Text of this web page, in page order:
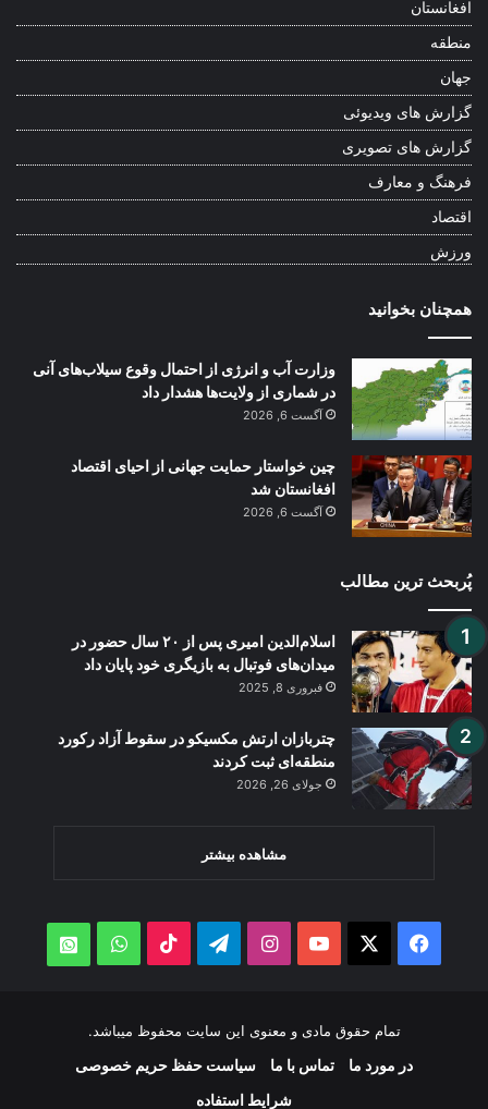
افغانستان
منطقه
جهان
گزارش های ویدیوئی
گزارش های تصویری
فرهنگ و معارف
اقتصاد
ورزش
همچنان بخوانید
وزارت آب و انرژی از احتمال وقوع سیلاب‌های آنی
در شماری از ولایت‌ها هشدار داد
آگست 6, 2026
چین خواستار حمایت جهانی از احیای اقتصاد
افغانستان شد
آگست 6, 2026
پُربحث ترین مطالب
اسلام‌الدین امیری پس از ۲۰ سال حضور در
میدان‌های فوتبال به بازیگری خود پایان داد
فبروری 8, 2025
چتربازان ارتش مکسیکو در سقوط آزاد رکورد
منطقه‌ای ثبت کردند
جولای 26, 2026
مشاهده بیشتر
Facebook
YouTube
Instagram
Telegram
TikTok
WhatsApp
تمام حقوق مادی و معنوی این سایت محفوظ میباشد.
در مورد ما تماس با ما
سیاست حفظ حریم خصوصی
شرایط استفاده